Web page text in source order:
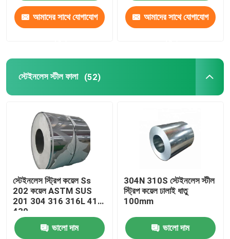
আমাদের সাথে যোগাযোগ আমাদের সাথে যোগাযোগ
স্টেইনলেস স্টীল ফালা (52)
স্টেইনলেস স্ট্রিপ কয়েল Ss
202 কয়েল ASTM SUS
201 304 316 316L 410
430
ভালো দাম
304N 310S স্টেইনলেস স্টীল
স্ট্রিপ কয়েল ঢালাই ধাতু
100mm
ভালো দাম